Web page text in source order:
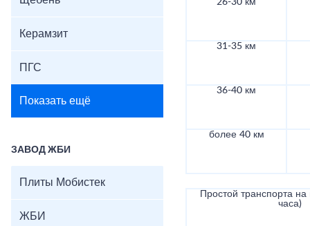
Керамзит
ПГС
Показать ещё
ЗАВОД ЖБИ
Плиты Мобистек
ЖБИ
26-30 км
31-35 км
36-40 км
более 40 км
Простой транспорта на
часа)